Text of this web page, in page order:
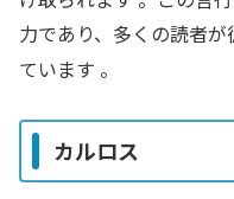
力であり、多くの読者
ています 。
カルロス